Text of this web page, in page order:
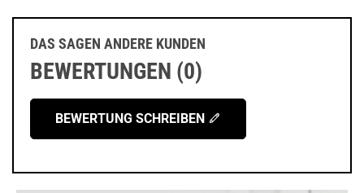
DAS SAGEN ANDERE KUNDEN
BEWERTUNGEN (0)
BEWERTUNG SCHREIBEN